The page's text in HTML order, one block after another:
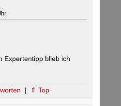
Expertentipp blieb ich
| ⇑ Top